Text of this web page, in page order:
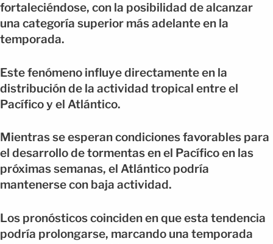
fortaleciéndose, con la posibilidad de alcanzar
una categoría superior más adelante en la
temporada.
Este fenómeno influye directamente en la
distribución de la actividad tropical entre el
Pacífico y el Atlántico.
Mientras se esperan condiciones favorables para
el desarrollo de tormentas en el Pacífico en las
próximas semanas, el Atlántico podría
mantenerse con baja actividad.
Los pronósticos coinciden en que esta tendencia
podría prolongarse, marcando una temporada